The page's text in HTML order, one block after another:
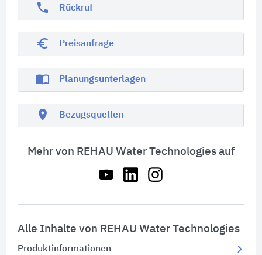
phone Rückruf
euro_symbol Preisanfrage
import_contacts Planungsunterlagen
location_on Bezugsquellen
Mehr von REHAU Water Technologies auf
Alle Inhalte von REHAU Water Technologies
Produktinformationen